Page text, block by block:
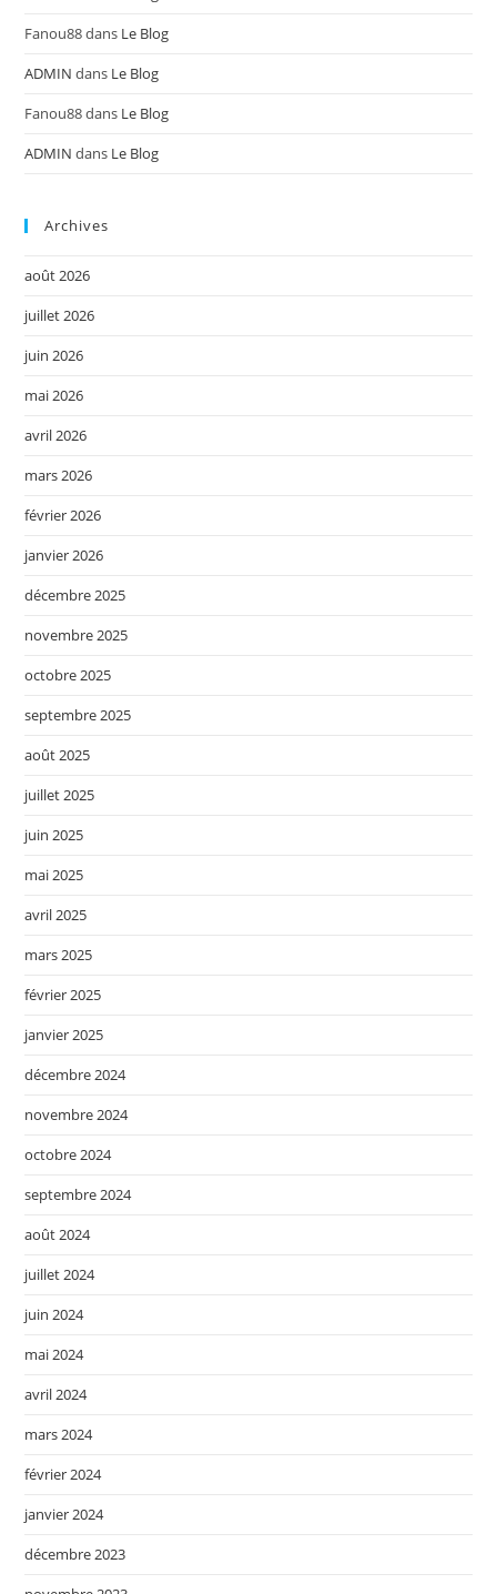
Fanou88dans Le Blog
ADMIN dans Le Blog
Fanou88dans Le Blog
ADMIN dans Le Blog
Archives
août 2026
juillet 2026
juin 2026
mai 2026
avril 2026
mars 2026
février 2026
janvier 2026
décembre 2025
novembre 2025
octobre 2025
septembre 2025
août 2025
juillet 2025
juin 2025
mai 2025
avril 2025
mars 2025
février 2025
janvier 2025
décembre 2024
novembre 2024
octobre 2024
septembre 2024
août 2024
juillet 2024
juin 2024
mai 2024
avril 2024
mars 2024
février 2024
janvier 2024
décembre 2023